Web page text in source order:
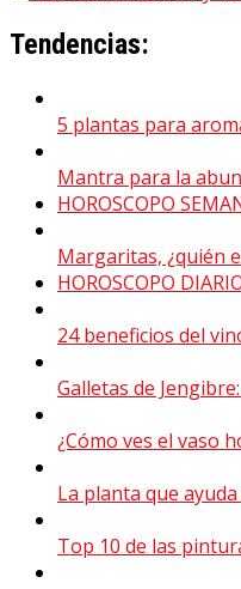
Tendencias:
5 plantas para
Mantra para la
HOROSCOPO
Margaritas, ¿quién
HOROSCOPO
24 beneficios del
Galletas de
¿Cómo ves el vaso
La planta que
Top 10 de las